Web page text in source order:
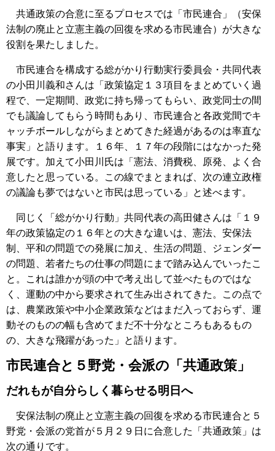
共通政策の合意に至るプロセスでは「市民連合」（安保
法制の廃止と立憲主義の回復を求める市民連合）が大きな
役割を果たしました。
市民連合を構成する総がかり行動実行委員会・共同代表
の小田川義和さんは「政策協定１３項目をまとめていく過
程で、一定期間、政党に持ち帰ってもらい、政党同士の間
でも議論してもらう時間もあり、市民連合と各政党間でキ
ャッチボールしながらまとめてきた経過があるのは率直な
事実」と語ります。１６年、１７年の段階にはなかった発
展です。加えて小田川氏は「憲法、消費税、原発、よく合
意したと思っている。この線でまとまれば、次の連立政権
の議論も夢ではないと市民は思っている」と述べます。
同じく「総がかり行動」共同代表の高田健さんは「１９
年の政策協定の１６年との大きな違いは、憲法、安保法
制、平和の問題での発展に加え、生活の問題、ジェンダー
の問題、若者たちの仕事の問題にまで踏み込んでいったこ
と。これは誰かが頭の中で考え出して並べたものではな
く、運動の中から要求されて生み出されてきた。この点で
は、農業政策や中小企業政策などはまだ入っておらず、運
動そのものの幅も含めてまだ不十分なところもあるもの
の、大きな飛躍があった」と語ります。
市民連合と５野党・会派の「共通政策」
だれもが自分らしく暮らせる明日へ
安保法制の廃止と立憲主義の回復を求める市民連合と５
野党・会派の党首が５月２９日に合意した「共通政策」は
次の通りです。